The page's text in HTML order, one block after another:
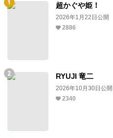
超かぐや姫！
2026年1月22日公開
2886
RYUJI 竜二
2026年10月30日公開
2340